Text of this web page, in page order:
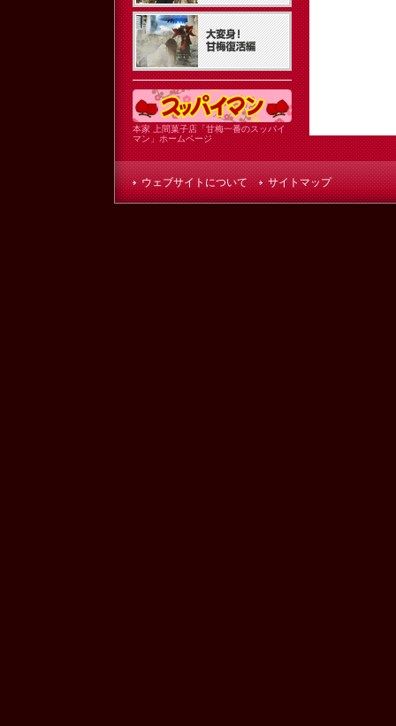
本家 上間菓子店「甘梅一番のスッパイ
マン」ホームページ
ウェブサイトについて サイトマップ